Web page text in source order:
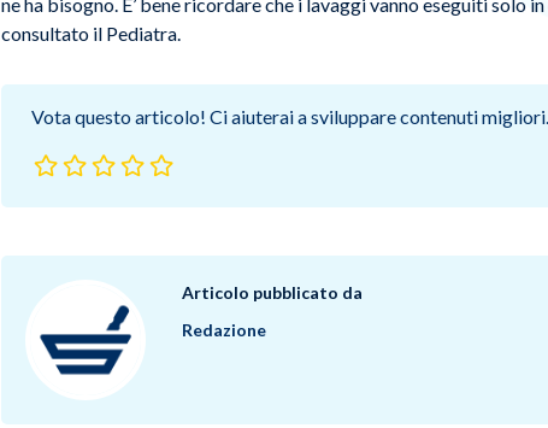
consultato il Pediatra.
Vota questo articolo! Ci aiuterai a sviluppare contenuti migliori.
Articolo pubblicato da
Redazione